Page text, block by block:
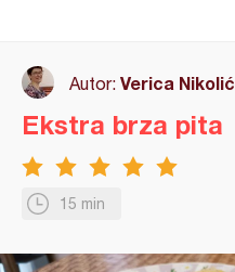
Autor: Verica Nikolić
15 min
Ekstra brza pita